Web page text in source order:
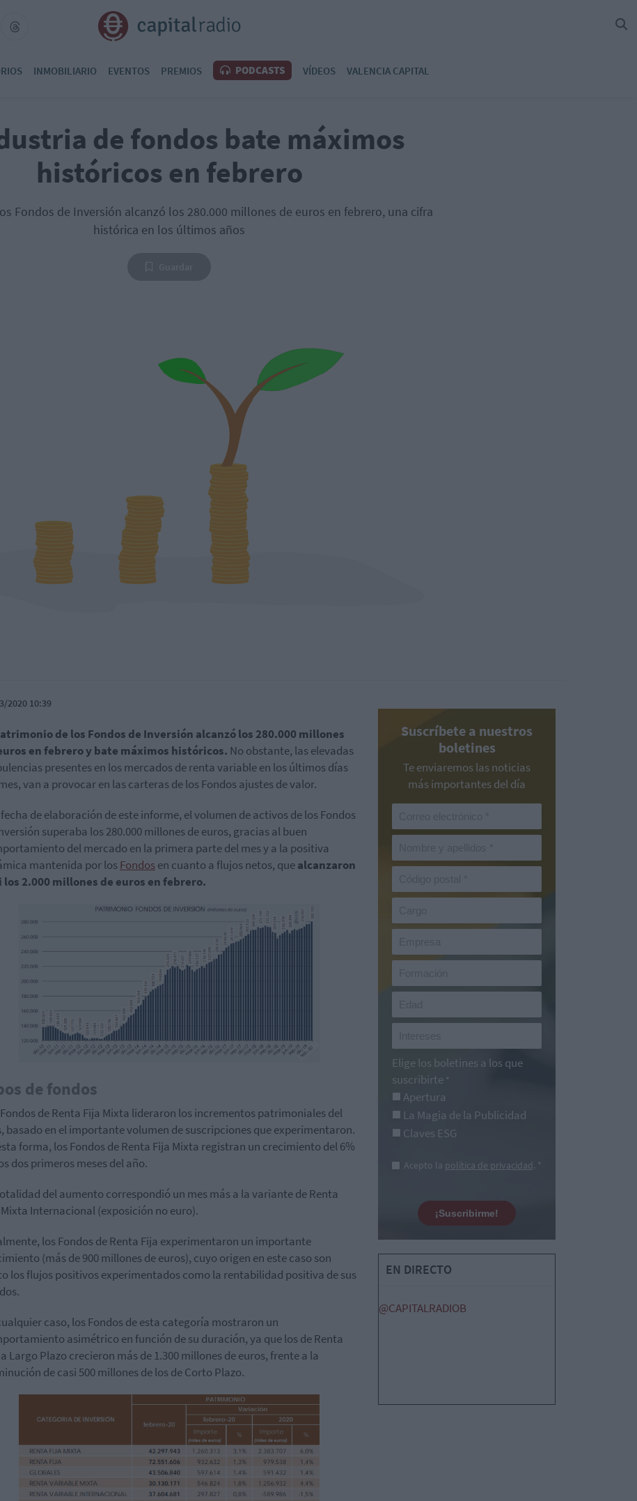
INMOBILIARIO EVENTOS PREMIOS PODCASTS VÍDEOS VALENCIA CAPITAL
de fondos bate máximos
históricos en febrero
Fondos de Inversión alcanzó los 280.000 millones de euros en febrero, una cifra
histórica en los últimos años
2020 10:39
de los Fondos de Inversión alcanzó los 280.000 millones
en febrero y bate máximos históricos. No obstante, las elevadas
presentes en los mercados de renta variable en los últimos días
van a provocar en las carteras de los Fondos ajustes de valor.
de elaboración de este informe, el volumen de activos de los Fondos
superaba los 280.000 millones de euros, gracias al buen
del mercado en la primera parte del mes y a la positiva
mantenida por losFondosen cuanto a flujos netos, quealcanzaron
los 2.000 millones de euros en febrero.
de fondos
de Renta Fija Mixta lideraron los incrementos patrimoniales del
basado en el importante volumen de suscripciones que experimentaron.
forma, los Fondos de Renta Fija Mixta registran un crecimiento del 6%
dos primeros meses del año.
del aumento correspondió un mes más a la variante de Renta
Internacional (exposición no euro).
los Fondos de Renta Fija experimentaron un importante
(más de 900 millones de euros), cuyo origen en este caso son
los flujos positivos experimentados como la rentabilidad positiva de sus
caso, los Fondos de esta categoría mostraron un
asimétrico en función de su duración, ya que los de Renta
Largo Plazo crecieron más de 1.300 millones de euros, frente a la
de casi 500 millones de los de Corto Plazo.
Suscríbete a nuestros
boletines
Te enviaremos las noticias
más importantes del día
Elige los boletines a los que
suscribirte *
Apertura
La Magia de la Publicidad
Claves ESG
Acepto la política de privacidad. *
¡Suscribirme!
EN DIRECTO
@CAPITALRADIOB